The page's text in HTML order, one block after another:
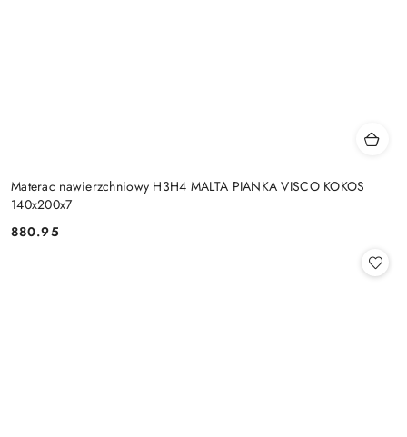
Materac nawierzchniowy H3H4 MALTA PIANKA VISCO KOKOS
140x200x7
Cena:
880.95